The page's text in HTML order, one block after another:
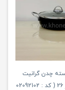
چدن گرانیت
جلا مبین سایز 26 ( کد : 02092102